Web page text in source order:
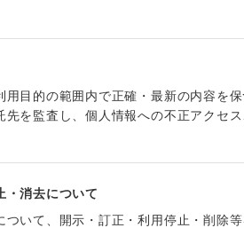
目的の範囲内で正確・最新の内容を
を監査し、個人情報への不正アクセ
・消去について
いて、開示・訂正・利用停止・削除